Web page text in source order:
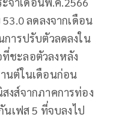
ลดลงจากเดือน
ารปรับตัวลดลงใน
ชะลอตัวลงหลัง
นต์ในเดือนก่อน
งส์จากภาคการท่อง
นเฟส 5 ที่จบลงไป